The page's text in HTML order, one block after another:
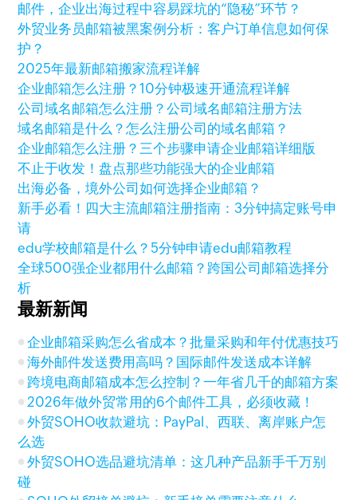
邮件，企业出海过程中容易踩坑的“隐秘”环节？
外贸业务员邮箱被黑案例分析：客户订单信息如何保
护？
2025年最新邮箱搬家流程详解
企业邮箱怎么注册？10分钟极速开通流程详解
公司域名邮箱怎么注册？公司域名邮箱注册方法
域名邮箱是什么？怎么注册公司的域名邮箱？
企业邮箱怎么注册？三个步骤申请企业邮箱详细版
不止于收发！盘点那些功能强大的企业邮箱
出海必备，境外公司如何选择企业邮箱？
新手必看！四大主流邮箱注册指南：3分钟搞定账号申
请
edu学校邮箱是什么？5分钟申请edu邮箱教程
全球500强企业都用什么邮箱？跨国公司邮箱选择分
析
最新新闻
企业邮箱采购怎么省成本？批量采购和年付优惠技巧
海外邮件发送费用高吗？国际邮件发送成本详解
跨境电商邮箱成本怎么控制？一年省几千的邮箱方案
2026年做外贸常用的6个邮件工具，必须收藏！
外贸SOHO收款避坑：PayPal、西联、离岸账户怎
么选
外贸SOHO选品避坑清单：这几种产品新手千万别
碰